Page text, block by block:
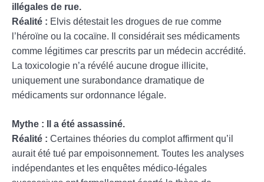
illégales de rue.
Réalité : Elvis détestait les drogues de rue comme
l’héroïne ou la cocaïne. Il considérait ses médicaments
comme légitimes car prescrits par un médecin accrédité.
La toxicologie n’a révélé aucune drogue illicite,
uniquement une surabondance dramatique de
médicaments sur ordonnance légale.
Mythe : Il a été assassiné.
Réalité : Certaines théories du complot affirment qu’il
aurait été tué par empoisonnement. Toutes les analyses
indépendantes et les enquêtes médico-légales